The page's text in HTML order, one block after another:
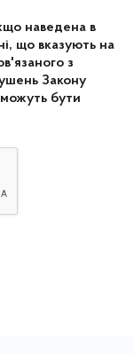
наведена в
що вказують на
з
Закону
можуть бути